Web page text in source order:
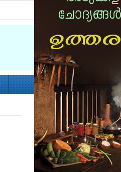
Socialize with us